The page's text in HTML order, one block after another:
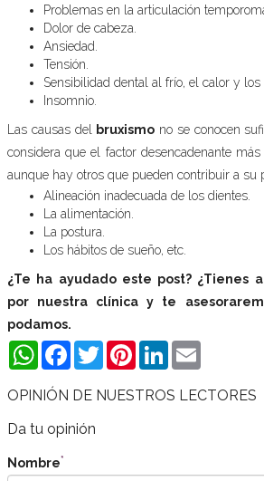
Problemas en la articulación
Dolor de cabeza.
Ansiedad.
Tensión.
Sensibilidad dental al frío, el calor y los
Insomnio.
Las causas del
bruxismo no se conocen
considera que el factor desencadenante
aunque hay otros que pueden contribuir a su
Alineación inadecuada de los dientes.
La alimentación.
La postura.
Los hábitos de sueño, etc.
¿Te ha ayudado este post? ¿Tienes
por nuestra clínica y te
podamos.
WhatsAppFacebookTwitterPinterestLinkedIn
OPINIÓN DE NUESTROS LECTORES
Da tu opinión
Nombre*